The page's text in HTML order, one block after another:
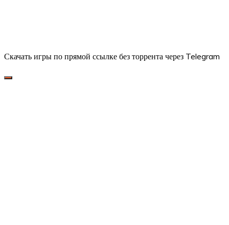
Скачать игры по прямой ссылке без торрента через Telegram